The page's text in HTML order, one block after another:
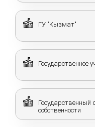
ГУ "Кызмат"
Государственное
Государственный
собственности